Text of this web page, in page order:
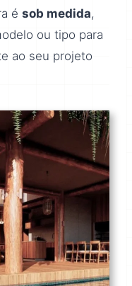
é sob medida,
ou tipo para
ao seu projeto